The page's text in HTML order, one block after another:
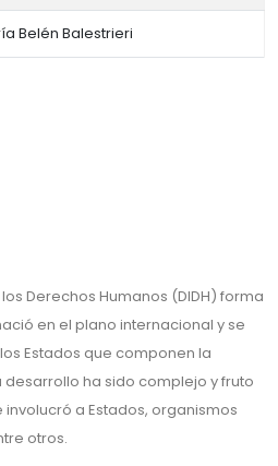
Belén Balestrieri
Derechos Humanos (DIDH) forma
en el plano internacional y se
Estados que componen la
ha sido complejo y fruto
a Estados, organismos
otros.